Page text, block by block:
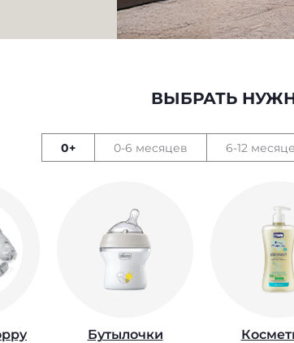
ВЫБРАТЬ
0+ 0-6 месяцев 6-12
Бутылочки